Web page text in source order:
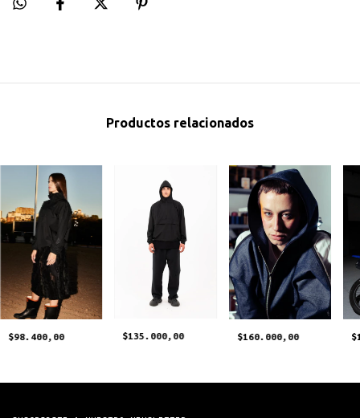
Productos relacionados
$98.400,00 $135.000,00 $160.000,00